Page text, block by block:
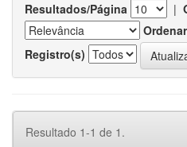
Resultados/Página |
Ordenar
Registro(s)
Resultado 1-1 de 1.